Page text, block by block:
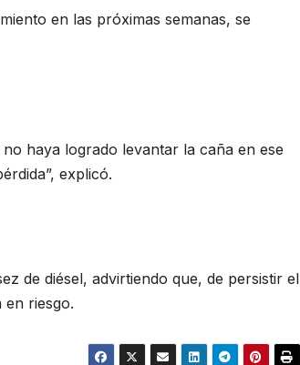
en las próximas semanas, se
haya logrado levantar la caña en ese
explicó.
de diésel, advirtiendo que, de persistir el
riesgo.